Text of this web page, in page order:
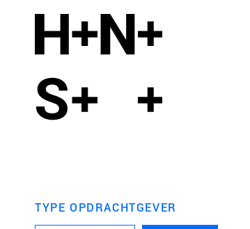
TYPE OPDRACHTGEVER